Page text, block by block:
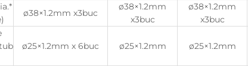
ø38×1.2mm x3buc
ø38×1.2mm
x3buc
ø38×1.2mm
x3buc
ø25×1.2mm x 6buc ø25×1.2mm ø25×1.2mm